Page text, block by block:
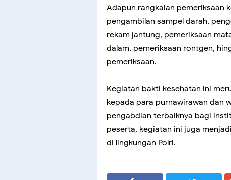
Adapun rangkaian pemeriksaan
pengambilan sampel darah,
rekam jantung, pemeriksaan
dalam, pemeriksaan rontgen,
pemeriksaan.
Kegiatan bakti kesehatan ini
kepada para purnawirawan dan
pengabdian terbaiknya bagi
peserta, kegiatan ini juga
di lingkungan Polri.